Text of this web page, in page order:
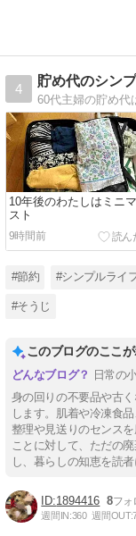
4
貯め代のシン
10年後のわたしはミニ
スト
9時間前
#節約 #シンプルライ
#そうじ
このブログのここ
日常の
身の回りの不要品や古
します。肌着や冷凍食
整理や見送りのセンス
ことに対して、ただの
し、暮らしの知恵を読者
1894416 8
週間IN:360 週間OUT: